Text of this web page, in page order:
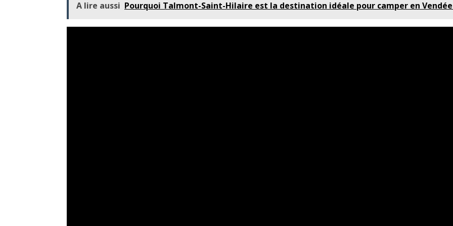
A lire aussi Pourquoi Talmont-Saint-Hilaire est la destination idéale pour camper en Vendée